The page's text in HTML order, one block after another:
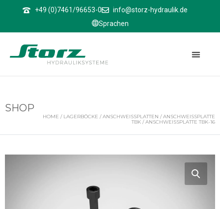
+49 (0)7461/96653-0
info@storz-hydraulik.de
Sprachen
SHOP
HOME / LAGERBÖCKE /ANSCHWEISSPLATTEN /ANSCHWEISSPLATTE T
BK
/ ANSCHWEISSPLATTE TBK-16